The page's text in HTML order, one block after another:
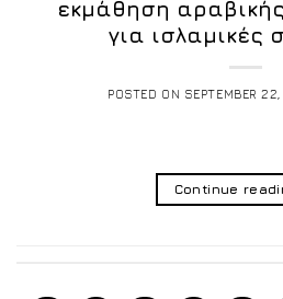
εκμάθηση
για ισλαμικές
POSTED ON SEPTEMBER
Continue